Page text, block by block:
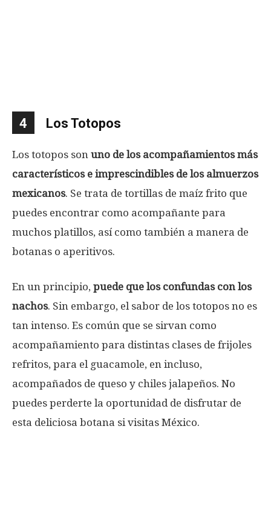
4 Los Totopos
Los totopos son uno de los acompañamientos más
característicos e imprescindibles de los almuerzos
mexicanos. Se trata de tortillas de maíz frito que
puedes encontrar como acompañante para
muchos platillos, así como también a manera de
botanas o aperitivos.
En un principio, puede que los confundas con los
nachos. Sin embargo, el sabor de los totopos no es
tan intenso. Es común que se sirvan como
acompañamiento para distintas clases de frijoles
refritos, para el guacamole, en incluso,
acompañados de queso y chiles jalapeños. No
puedes perderte la oportunidad de disfrutar de
esta deliciosa botana si visitas México.